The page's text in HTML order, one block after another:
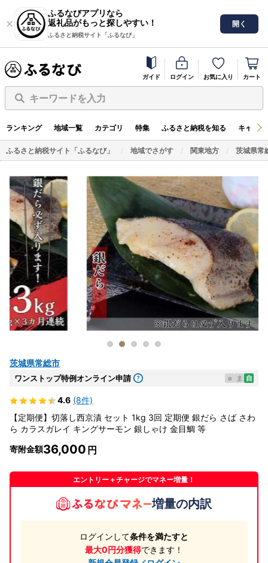
ふるなびアプリなら
返礼品がもっと探しやすい！
ふるさと納税サイト「ふるなび」
開く
ガイド ログイン お気に入り カート
キーワードを入力
ランキング 地域一覧 カテゴリ 特集 ふるさと納税を知る キャン
ふるさと納税サイト「ふるなび」 地域でさがす 関東地方 茨城県常
茨城県常総市
ワンストップ特例オンライン申請 e ま 自
4.6 (8件)
【定期便】切落し西京漬 セット 1kg 3回 定期便 銀だら さば さわ
ら カラスガレイ キングサーモン 銀しゃけ 金目鯛 等
寄附金額36,000
エントリー＋チャージでマネー増量！
増量の内訳
ログインして条件を満たすと
最大0円分獲得できます！